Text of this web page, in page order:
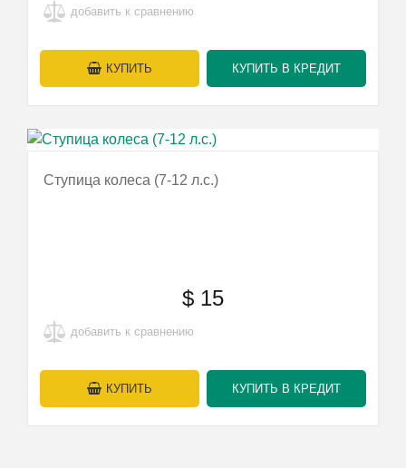
добавить к сравнению
КУПИТЬ КУПИТЬ В КРЕДИТ
Ступица колеса (7-12 л.с.)
$ 15
добавить к сравнению
КУПИТЬ КУПИТЬ В КРЕДИТ